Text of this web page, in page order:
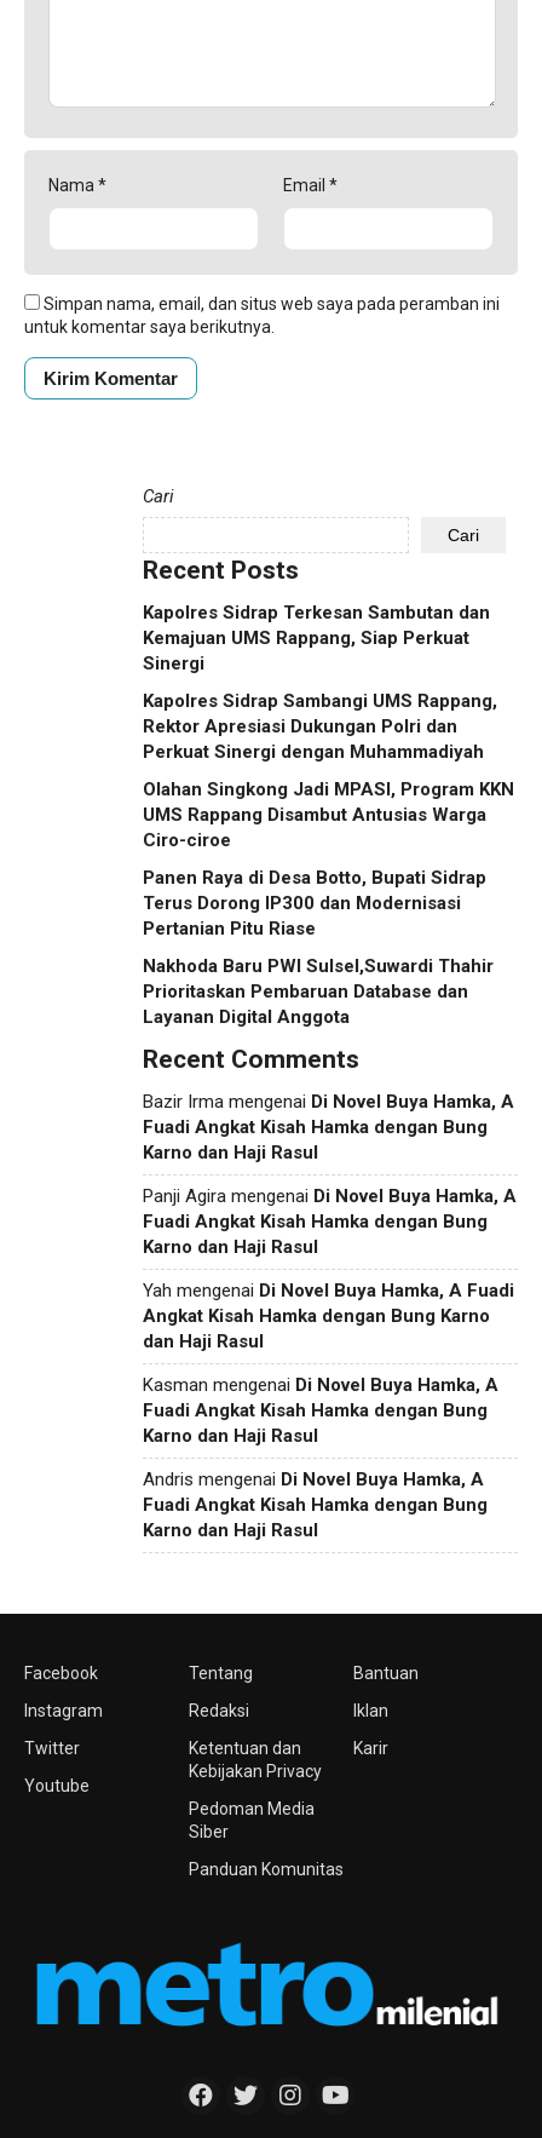
Nama * Email *
Simpan nama, email, dan situs web saya pada peramban ini
untuk komentar saya berikutnya.
Cari
Cari
Recent Posts
Kapolres Sidrap Terkesan Sambutan dan
Kemajuan UMS Rappang, Siap Perkuat
Sinergi
Kapolres Sidrap Sambangi UMS Rappang,
Rektor Apresiasi Dukungan Polri dan
Perkuat Sinergi dengan Muhammadiyah
Olahan Singkong Jadi MPASI, Program KKN
UMS Rappang Disambut Antusias Warga
Ciro-ciroe
Panen Raya di Desa Botto, Bupati Sidrap
Terus Dorong IP300 dan Modernisasi
Pertanian Pitu Riase
Nakhoda Baru PWI Sulsel,Suwardi Thahir
Prioritaskan Pembaruan Database dan
Layanan Digital Anggota
Recent Comments
Bazir Irma mengenai Di Novel Buya Hamka, A
Fuadi Angkat Kisah Hamka dengan Bung
Karno dan Haji Rasul
Panji Agira mengenai Di Novel Buya Hamka, A
Fuadi Angkat Kisah Hamka dengan Bung
Karno dan Haji Rasul
Yah mengenai Di Novel Buya Hamka, A Fuadi
Angkat Kisah Hamka dengan Bung Karno
dan Haji Rasul
Kasman mengenai Di Novel Buya Hamka, A
Fuadi Angkat Kisah Hamka dengan Bung
Karno dan Haji Rasul
Andris mengenai Di Novel Buya Hamka, A
Fuadi Angkat Kisah Hamka dengan Bung
Karno dan Haji Rasul
Facebook
Instagram
Twitter
Youtube
Tentang
Redaksi
Ketentuan dan
Kebijakan Privacy
Pedoman Media
Siber
Panduan Komunitas
Bantuan
Iklan
Karir